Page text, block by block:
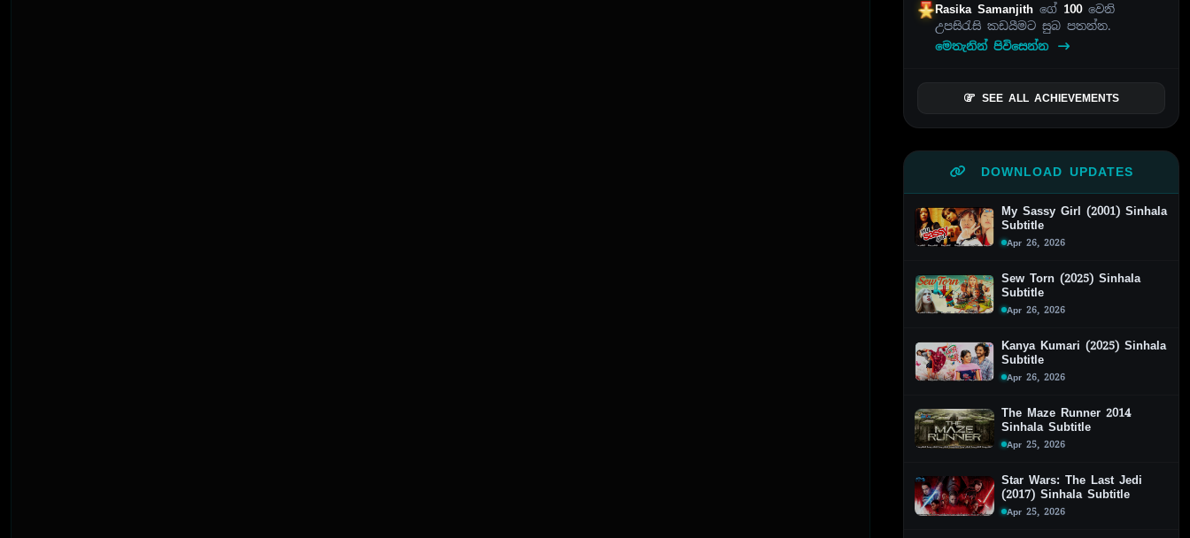
Rasika Samanjithගේ 100වෙනි
උපසිරැසි කඩයීමට සුබ පතන්න.
මෙතැනින් පිවිසෙන්න
SEE ALL ACHIEVEMENTS
DOWNLOAD UPDATES
My Sassy Girl (2001) Sinhala
Subtitle
Apr 26, 2026
Sew Torn (2025) Sinhala
Subtitle
Apr 26, 2026
Kanya Kumari (2025) Sinhala
Subtitle
Apr 26, 2026
The Maze Runner 2014
Sinhala Subtitle
Apr 25, 2026
Star Wars: The Last Jedi
(2017) Sinhala Subtitle
Apr 25, 2026